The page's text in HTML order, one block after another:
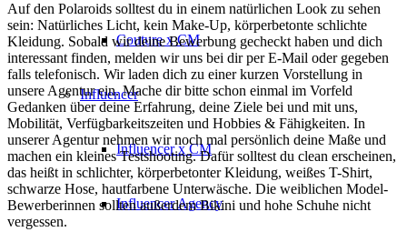
Couture x CM
Influencer
Influencer x CM
Influencer Agency
Auf den Polaroids solltest du in einem natürlichen Look zu sehen
sein: Natürliches Licht, kein Make-Up, körperbetonte schlichte
Kleidung. Sobald wir deine Bewerbung gecheckt haben und dich
interessant finden, melden wir uns bei dir per E-Mail oder gegeben
falls telefonisch. Wir laden dich zu einer kurzen Vorstellung in
unsere Agentur ein. Mache dir bitte schon einmal im Vorfeld
Gedanken über deine Erfahrung, deine Ziele bei und mit uns,
Mobilität, Verfügbarkeitszeiten und Hobbies & Fähigkeiten. In
unserer Agentur nehmen wir noch mal persönlich deine Maße und
machen ein kleines Testshooting. Dafür solltest du clean erscheinen,
das heißt in schlichter, körperbetonter Kleidung, weißes T-Shirt,
schwarze Hose, hautfarbene Unterwäsche. Die weiblichen Model-
Bewerberinnen sollten außerdem Bikini und hohe Schuhe nicht
vergessen.